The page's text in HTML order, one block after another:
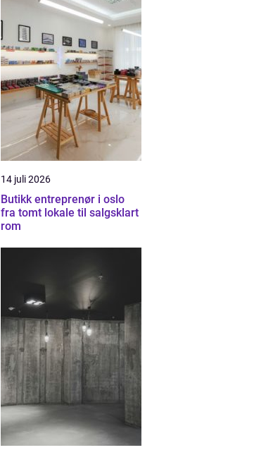
14 juli 2026
Butikk entreprenør i oslo
fra tomt lokale til salgsklart
rom